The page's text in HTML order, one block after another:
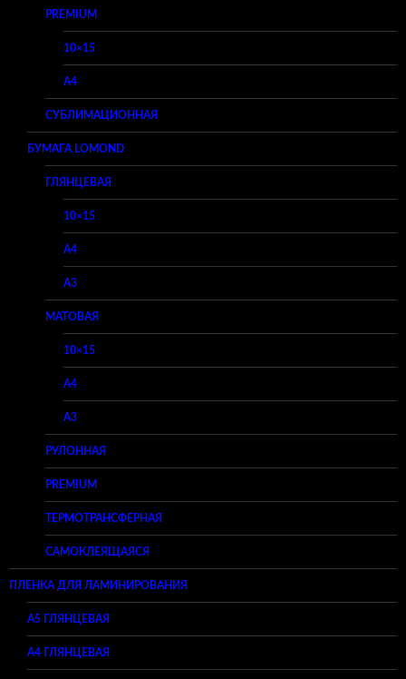
PREMIUM
10×15
A4
СУБЛИМАЦИОННАЯ
БУМАГА LOMOND
ГЛЯНЦЕВАЯ
10×15
A4
A3
МАТОВАЯ
10×15
A4
A3
РУЛОННАЯ
PREMIUM
ТЕРМОТРАНСФЕРНАЯ
САМОКЛЕЯЩАЯСЯ
ПЛЕНКА ДЛЯ ЛАМИНИРОВАНИЯ
A5 ГЛЯНЦЕВАЯ
А4 ГЛЯНЦЕВАЯ